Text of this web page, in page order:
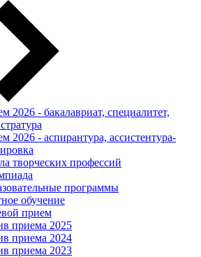
2026 - бакалавриат, специалитет,
2026 - аспирантура, ассистентура-
творческих профессий
программы
обучение
прием
приема 2025
приема 2024
приема 2023